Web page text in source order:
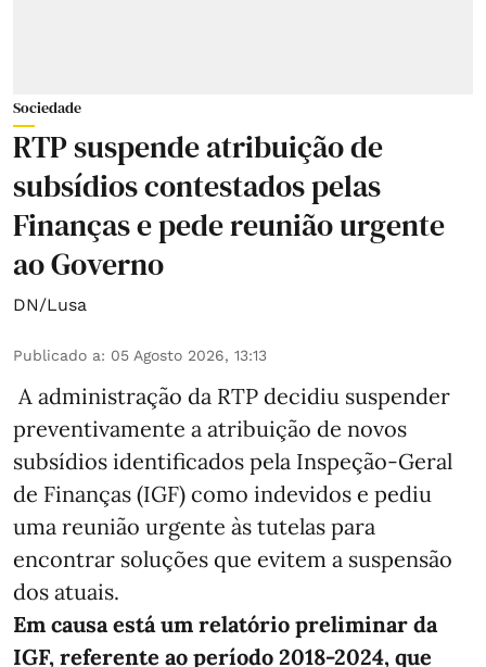
Sociedade
RTP suspende atribuição de
subsídios contestados pelas
Finanças e pede reunião urgente
ao Governo
DN/Lusa
Publicado a: 05 Agosto 2026, 13:13
A administração da RTP decidiu suspender
preventivamente a atribuição de novos
subsídios identificados pela Inspeção-Geral
de Finanças (IGF) como indevidos e pediu
uma reunião urgente às tutelas para
encontrar soluções que evitem a suspensão
dos atuais.
Em causa está um relatório preliminar da
IGF, referente ao período 2018-2024, que